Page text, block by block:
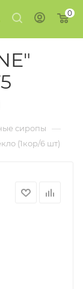
0
сиропы —
(1кор/6 шт)